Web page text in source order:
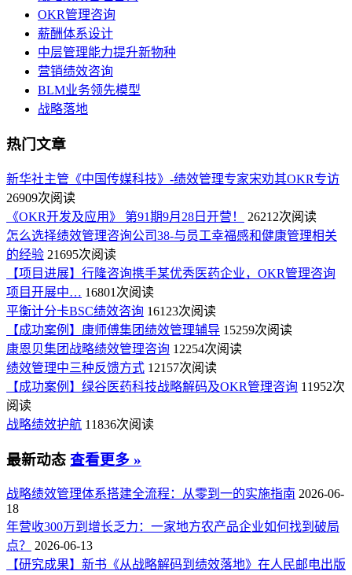
OKR管理咨询
薪酬体系设计
中层管理能力提升新物种
营销绩效咨询
BLM业务领先模型
战略落地
热门文章
新华社主管《中国传媒科技》-绩效管理专家宋劝其OKR专访
26909次阅读
《OKR开发及应用》 第91期9月28日开营！
26212次阅读
怎么选择绩效管理咨询公司38-与员工幸福感和健康管理相关
的经验 21695次阅读
【项目进展】行隆咨询携手某优秀医药企业，OKR管理咨询
项目开展中… 16801次阅读
平衡计分卡BSC绩效咨询 16123次阅读
【成功案例】康师傅集团绩效管理辅导 15259次阅读
康恩贝集团战略绩效管理咨询 12254次阅读
绩效管理中三种反馈方式 12157次阅读
【成功案例】绿谷医药科技战略解码及OKR管理咨询 11952次
阅读
战略绩效护航 11836次阅读
最新动态 查看更多 »
战略绩效管理体系搭建全流程：从零到一的实施指南 2026-06-
18
年营收300万到增长乏力：一家地方农产品企业如何找到破局
点？
2026-06-13
【研究成果】新书《从战略解码到绩效落地》在人民邮电出版